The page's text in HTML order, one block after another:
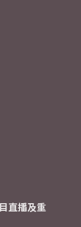
直播及重